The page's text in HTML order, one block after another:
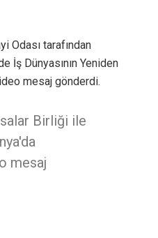
Odası tarafından
İş Dünyasının Yeniden
mesaj gönderdi.
Birliği ile
mesaj